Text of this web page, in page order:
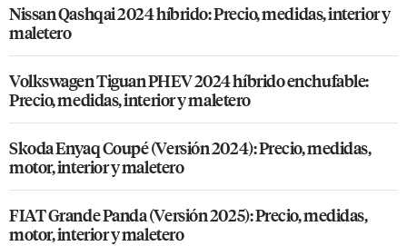
Nissan Qashqai 2024 híbrido: Precio, medidas, interior y
maletero
Volkswagen Tiguan PHEV 2024 híbrido enchufable:
Precio, medidas, interior y maletero
Skoda Enyaq Coupé (Versión 2024): Precio, medidas,
motor, interior y maletero
FIAT Grande Panda (Versión 2025): Precio, medidas,
motor, interior y maletero